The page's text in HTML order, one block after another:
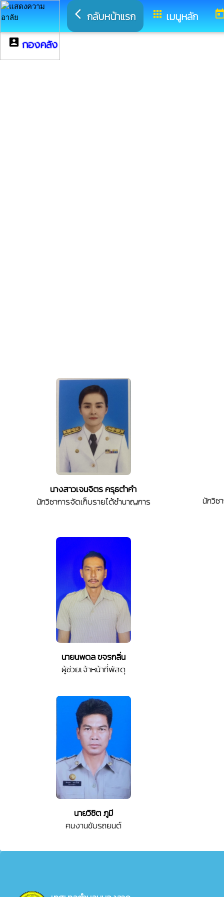
arrow_back_ios กลับหน้าแรก apps เมนูหลัก
account_box กองคลัง
นางสาวเจนจิตร ครุธตำคำ
นักวิชาการจัดเก็บรายได้ชำนาญการ
นักวิช
นายนพดล ขจรกลิ่น
ผู้ช่วยเจ้าหน้าที่พัสดุ
นายวิชิต ภูมี
คนงานขับรถยนต์